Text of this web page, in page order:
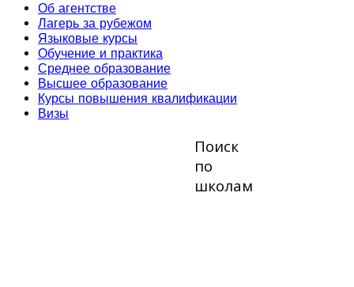
Об агентстве
Лагерь за рубежом
Языковые курсы
Обучение и практика
Среднее образование
Высшее образование
Курсы повышения квалификации
Визы
Поиск
по
школам